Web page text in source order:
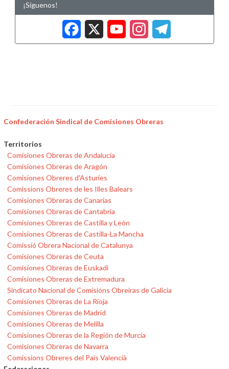
¡Síguenos!
Facebook
X
Confederación Sindical de Comisiones Obreras
Territorios
Comisiones Obreras de Andalucía
Comisiones Obreras de Aragón
Comisiones Obreres d'Asturies
Comissions Obreres de les Illes Balears
Comisiones Obreras de Canarias
Comisiones Obreras de Cantabria
Comisiones Obreras de Castilla y León
Comisiones Obreras de Castilla-La Mancha
Comissió Obrera Nacional de Catalunya
Comisiones Obreras de Ceuta
Comisiones Obreras de Euskadi
Comisiones Obreras de Extremadura
Sindicato Nacional de Comisións Obreiras de Galicia
Comisiones Obreras de La Rioja
Comisiones Obreras de Madrid
Comisiones Obreras de Melilla
Comisiones Obreras de la Región de Murcia
Comisiones Obreras de Navarra
Comissions Obreres del País Valencià